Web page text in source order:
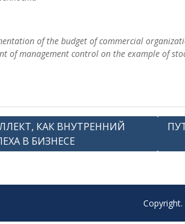
of the budget of commercial
of management control on the example of
КАК ВНУТРЕННИЙ
В БИЗНЕСЕ